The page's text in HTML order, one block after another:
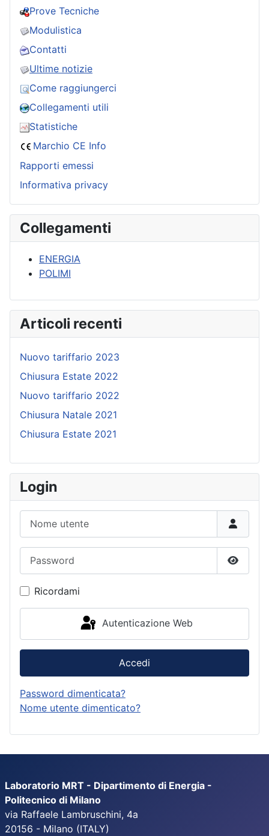
Prove Tecniche
Modulistica
Contatti
Ultime notizie
Come raggiungerci
Collegamenti utili
Statistiche
Marchio CE Info
Rapporti emessi
Informativa privacy
Collegamenti
ENERGIA
POLIMI
Articoli recenti
Nuovo tariffario 2023
Chiusura Estate 2022
Nuovo tariffario 2022
Chiusura Natale 2021
Chiusura Estate 2021
Login
Mostra
Ricordami
Autenticazione Web
Accedi
Password dimenticata?
Nome utente dimenticato?
Laboratorio MRT - Dipartimento di Energia -
Politecnico di Milano
via Raffaele Lambruschini, 4a
20156 - Milano (ITALY)